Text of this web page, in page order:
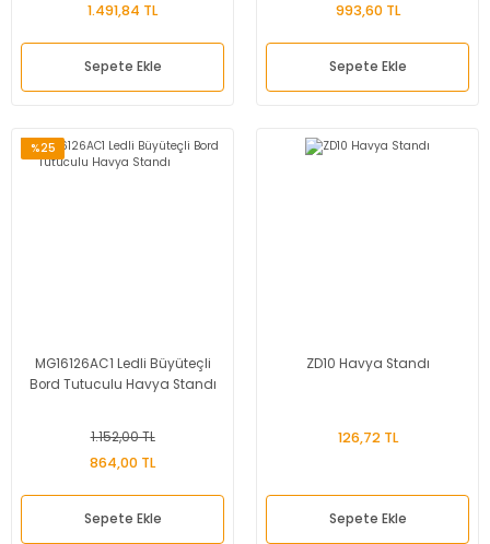
1.491,84 TL
Sepete Ekle
993,60 TL
Sepete Ekle
%25
MG16126AC1 Ledli Büyüteçli
Bord Tutuculu Havya Standı
1.152,00 TL
864,00 TL
Sepete Ekle
ZD10 Havya Standı
126,72 TL
Sepete Ekle